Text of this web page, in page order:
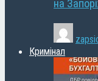
на
Кримінал